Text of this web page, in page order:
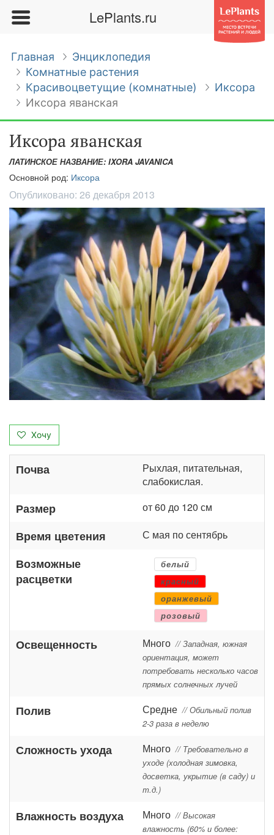
LePlants.ru
Главная
Энциклопедия
Комнатные растения
Красивоцветущие (комнатные)
Иксора
Иксора яванская
Иксора яванская
ЛАТИНСКОЕ НАЗВАНИЕ: IXORA JAVANICA
Основной род: Иксора
Опубликовано: 26 декабря 2013
Хочу
Почва
Рыхлая, питательная,
слабокислая.
Размер от 60 до 120 см
Время цветения С мая по сентябрь
Возможные
расцветки
белый
красный
оранжевый
розовый
Освещенность Много // Западная, южная
ориентация, может
потребовать несколько часов
прямых солнечных лучей
Полив Средне // Обильный полив
2-3 раза в неделю
Сложность ухода Много // Требовательно в
уходе (холодная зимовка,
досветка, укрытие (в саду) и
т.д.)
Влажность воздуха Много // Высокая
влажность (60% и более: